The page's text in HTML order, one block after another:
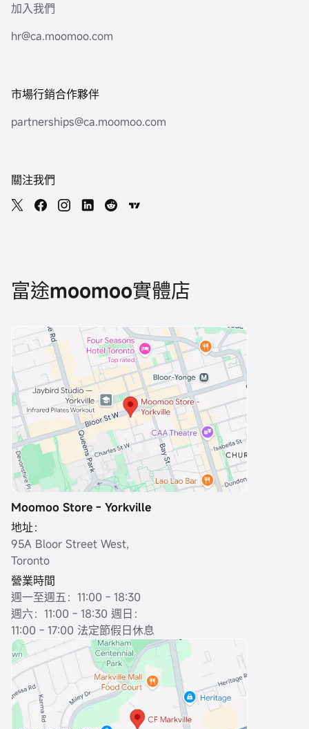
加入我們
hr@ca.moomoo.com
市場行銷合作夥伴
partnerships@ca.moomoo.com
關注我們
富途moomoo實體店
Moomoo Store - Yorkville
地址：
95A Bloor Street West,
Toronto
營業時間
週一至週五：11:00 - 18:30
週六：11:00 - 18:30 週日：
11:00 - 17:00 法定節假日休息